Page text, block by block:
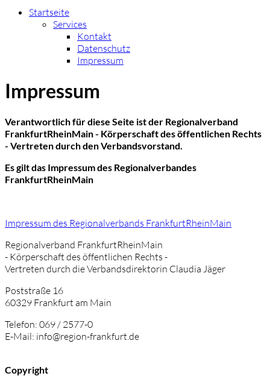
Startseite
Services
Kontakt
Datenschutz
Impressum
Impressum
Verantwortlich für diese Seite ist der Regionalverband
FrankfurtRheinMain - Körperschaft des öffentlichen Rechts
- Vertreten durch den Verbandsvorstand.
Es gilt das Impressum des Regionalverbandes
FrankfurtRheinMain
Impressum des Regionalverbands FrankfurtRheinMain
Regionalverband FrankfurtRheinMain
- Körperschaft des öffentlichen Rechts -
Vertreten durch die Verbandsdirektorin Claudia Jäger
Poststraße 16
60329 Frankfurt am Main
Telefon: 069 / 2577-0
E-Mail: info@region-frankfurt.de
Copyright